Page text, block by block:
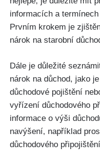
informacích a
Prvním krokem je
nárok na starobní
Dále je důležité
nárok na důchod, jako
důchodové pojištění
vyřízení důchodového
informace o výši
navýšení, například
důchodového